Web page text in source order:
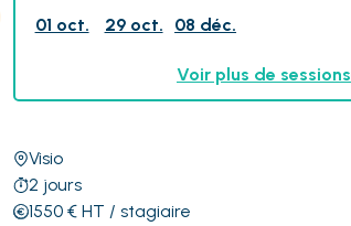
01 oct.
29 oct. 08 déc.
Voir plus de sessions
Visio
2 jours
1550€ HT / stagiaire